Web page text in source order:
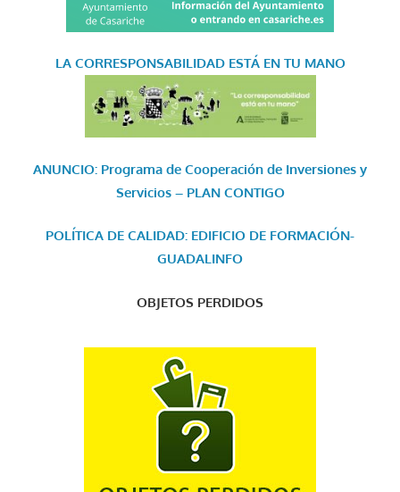
LA CORRESPONSABILIDAD ESTÁ EN TU MANO
ANUNCIO: Programa de Cooperación de Inversiones y
Servicios – PLAN CONTIGO
POLÍTICA DE CALIDAD: EDIFICIO DE FORMACIÓN-
GUADALINFO
OBJETOS PERDIDOS